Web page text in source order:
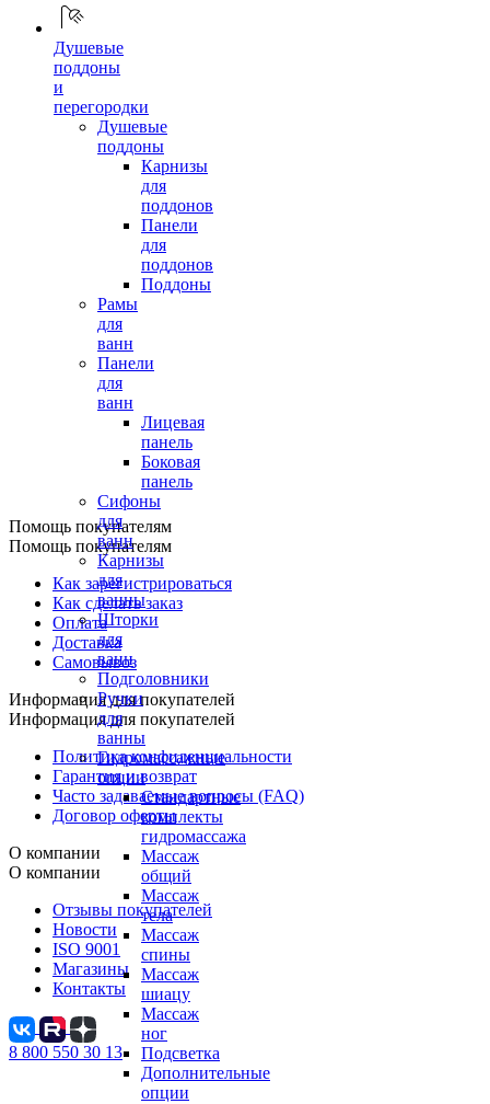
Душевые
поддоны
и
перегородки
Душевые
поддоны
Карнизы
для
поддонов
Панели
для
поддонов
Поддоны
Рамы
для
ванн
Панели
для
ванн
Лицевая
панель
Боковая
панель
Сифоны
для
ванн
Карнизы
для
ванны
Шторки
для
ванн
Подголовники
Ручки
для
ванны
Гидромассажные
опции
Стандартные
комплекты
гидромассажа
Массаж
общий
Массаж
тела
Массаж
спины
Массаж
шиацу
Массаж
ног
Подсветка
Дополнительные
опции
Помощь покупателям
Помощь покупателям
Как зарегистрироваться
Как сделать заказ
Оплата
Доставка
Самовывоз
Информация для покупателей
Информация для покупателей
Политика конфиденциальности
Гарантия и возврат
Часто задаваемые вопросы (FAQ)
Договор оферты
О компании
О компании
Отзывы покупателей
Новости
ISO 9001
Магазины
Контакты
8 800 550 30 13